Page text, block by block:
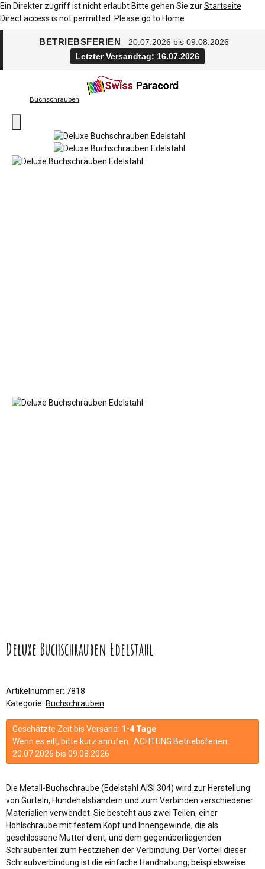
Ein Direkter zugriff ist nicht erlaubt Bitte gehen Sie zurStartseite
Direct access is not permitted. Please go to Home
BETRIEBSFERIEN
20.07.2026 bis 09.08.2026
Letzter Versandtag: 16.07.2026
Buchschrauben
Deluxe Buchschrauben Edelstahl
Artikelnummer: 7818
Kategorie: Buchschrauben
Geschätzte Zeit bis Versand: 1-4 Tage
Wenn es eilt, bitte kurz anrufen. ACHTUNG Betriebsferien:
20.07.2026 bis 09.08.2026
Die Metall-Buchschraube (Edelstahl AISI 304) wird zur Herstellung
von Gürteln, Hundehalsbändern und zum Verbinden verschiedener
Materialien verwendet. Sie besteht aus zwei Teilen, einer
Hohlschraube mit festem Kopf und Innengewinde, die als
geschlossene Mutter dient, und dem gegenüberliegenden
Schraubenteil zum Festziehen der Verbindung. Der Vorteil dieser
Schraubverbindung ist die einfache Handhabung, beispielsweise